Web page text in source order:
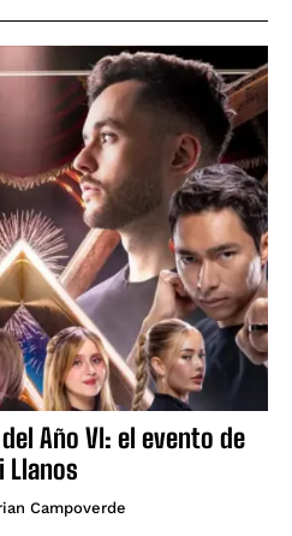
del Año VI: el evento de
Llanos
Campoverde